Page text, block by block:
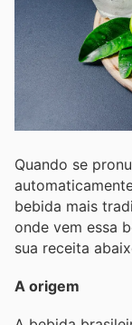
Quando se
bebida mais
onde vem essa
sua receita
A origem